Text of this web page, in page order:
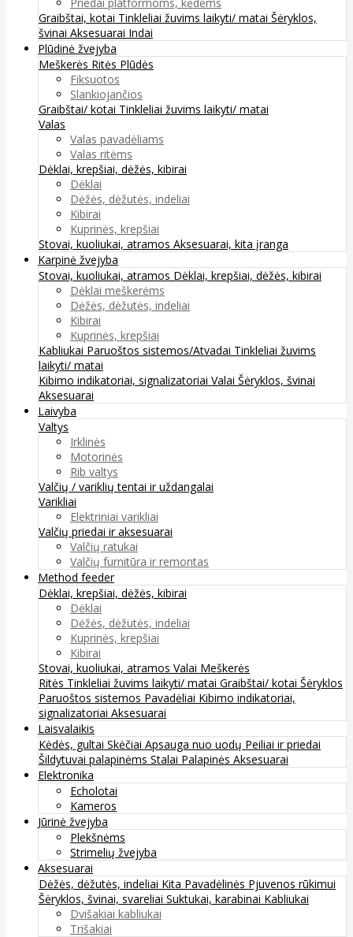
Graibštai, kotai Tinkleliai žuvims laikyti/ matai Šėryklos,
švinai Aksesuarai Indai
Plūdinė žvejyba
Meškerės Ritės Plūdės
Fiksuotos
Slankiojančios
Graibštai/ kotai Tinkleliai žuvims laikyti/ matai
Valas
Valas pavadėliams
Valas ritėms
Dėklai, krepšiai, dėžės, kibirai
Dėklai
Dėžės, dėžutės, indeliai
Kibirai
Kuprinės, krepšiai
Stovai, kuoliukai, atramos Aksesuarai, kita įranga
Karpinė žvejyba
Stovai, kuoliukai, atramos Dėklai, krepšiai, dėžės, kibirai
Dėklai meškerėms
Dėžės, dėžutės, indeliai
Kibirai
Kuprinės, krepšiai
Kabliukai Paruoštos sistemos/Atvadai Tinkleliai žuvims
laikyti/ matai
Kibimo indikatoriai, signalizatoriai Valai Šėryklos, švinai
Aksesuarai
Laivyba
Valtys
Irklinės
Motorinės
Rib valtys
Valčių / variklių tentai ir uždangalai
Varikliai
Elektriniai varikliai
Valčių priedai ir aksesuarai
Valčių ratukai
Valčių furnitūra ir remontas
Method feeder
Dėklai, krepšiai, dėžės, kibirai
Dėklai
Dėžės, dėžutės, indeliai
Kuprinės, krepšiai
Kibirai
Stovai, kuoliukai, atramos Valai Meškerės
Ritės Tinkleliai žuvims laikyti/ matai Graibštai/ kotai Šėryklos
Paruoštos sistemos Pavadėliai Kibimo indikatoriai,
signalizatoriai Aksesuarai
Laisvalaikis
Kėdės, gultai Skėčiai Apsauga nuo uodų Peiliai ir priedai
Šildytuvai palapinėms Stalai Palapinės Aksesuarai
Elektronika
Echolotai
Kameros
Jūrinė žvejyba
Plekšnėms
Strimelių žvejyba
Aksesuarai
Dėžės, dėžutės, indeliai Kita Pavadėlinės Pjuvenos rūkimui
Šėryklos, švinai, svareliai Suktukai, karabinai Kabliukai
Dvišakiai kabliukai
Trišakiai